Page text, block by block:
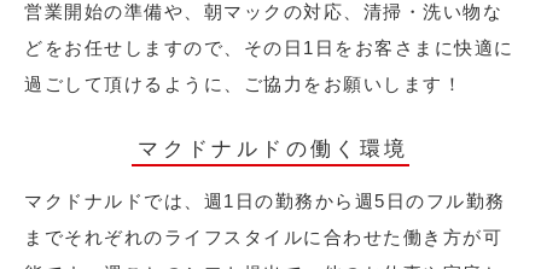
営業開始の準備や、朝マックの対応、清掃・洗い物な
どをお任せしますので、その日1日をお客さまに快適に
過ごして頂けるように、ご協力をお願いします！
マクドナルドの働く環境
マクドナルドでは、週1日の勤務から週5日のフル勤務
までそれぞれのライフスタイルに合わせた働き方が可